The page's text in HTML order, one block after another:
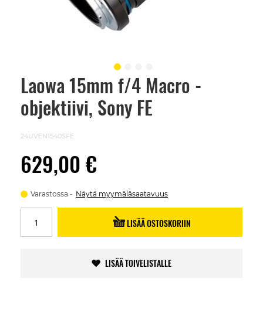
Laowa 15mm f/4 Macro -
objektiivi, Sony FE
24UVEN1540SFE
629,00 €
Varastossa Näytä myymäläsaatavuus
LISÄÄ OSTOSKORIIN
LISÄÄ TOIVELISTALLE
Skip
beginning
images